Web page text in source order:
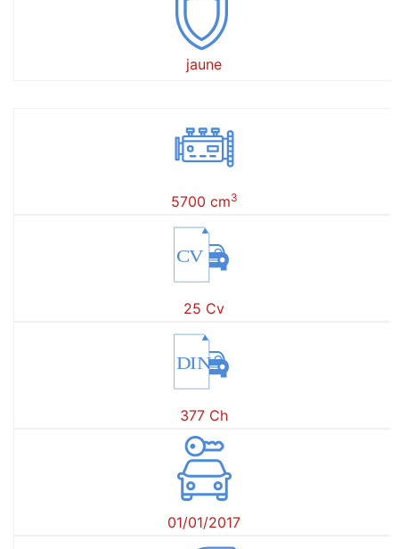
jaune
5700 cm3
CV
25 Cv
DIN
377 Ch
01/01/2017